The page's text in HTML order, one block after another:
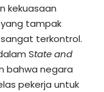
kekuasaan
tampak
terkontrol.
State and
bahwa negara
pekerja untuk